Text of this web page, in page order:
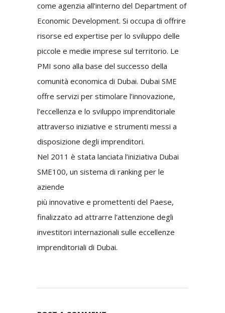
come agenzia all’interno del Department of
Economic Development. Si occupa di offrire
risorse ed expertise per lo sviluppo delle
piccole e medie imprese sul territorio. Le
PMI sono alla base del successo della
comunità economica di Dubai. Dubai SME
offre servizi per stimolare l’innovazione,
l’eccellenza e lo sviluppo imprenditoriale
attraverso iniziative e strumenti messi a
disposizione degli imprenditori.
Nel 2011 è stata lanciata l’iniziativa Dubai
SME100, un sistema di ranking per le
aziende
più innovative e promettenti del Paese,
finalizzato ad attrarre l’attenzione degli
investitori internazionali sulle eccellenze
imprenditoriali di Dubai.